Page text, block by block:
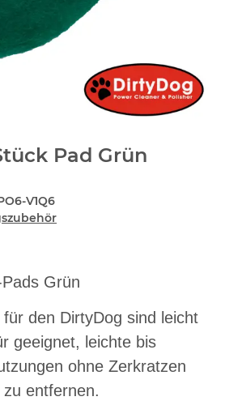
Pad Grün
V1Q6
Grün
den DirtyDog sind leicht
geeignet, leichte bis
ohne Zerkratzen
entfernen.